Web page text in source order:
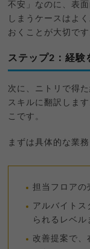
不安」なのに、表
しまうケースはよ
おくことが大切です
ステップ2：経験
次に、ニトリで得
スキルに翻訳しま
こです。
まずは具体的な業
担当フロアの
アルバイトス
られるレベル
改善提案で、